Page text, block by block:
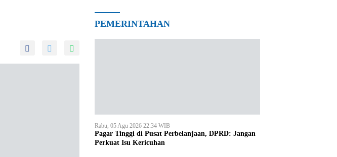
PEMERINTAHAN
Rabu, 05 Agu 2026 22:34 WIB
Pagar Tinggi di Pusat Perbelanjaan, DPRD: Jangan
Perkuat Isu Kericuhan